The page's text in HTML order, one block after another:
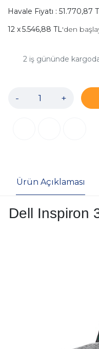
Havale Fiyatı : 51.770,87
5.546,88 TL'den
2iş gününde
- +
Ürün Açıklaması
Dell Inspiron